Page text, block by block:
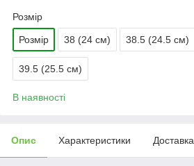
Розмір
Розмір 38 (24 см) 38.5 (24.5 см)
39.5 (25.5 см)
В наявності
Опис Характеристики Доставка